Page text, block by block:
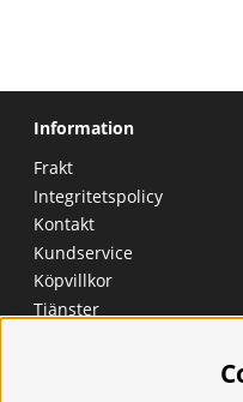
Information
Frakt
Integritetspolicy
Kontakt
Kundservice
Köpvillkor
Tjänster